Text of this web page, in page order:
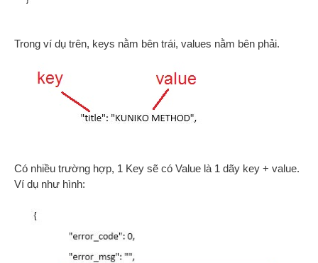
Trong ví dụ trên, keys nằm bên trái, values nằm bên phải.
Có nhiều trường hợp, 1 Key sẽ có Value là 1 dãy key + value.
Ví dụ như hình: